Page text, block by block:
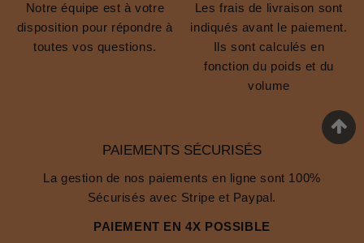
Notre équipe est à votre
disposition pour répondre à
toutes vos questions.
Les frais de livraison sont
indiqués avant le paiement.
Ils sont calculés en
fonction du poids et du
volume
PAIEMENTS SÉCURISÉS
La gestion de nos paiements en ligne sont 100%
Sécurisés avec Stripe et Paypal.
PAIEMENT EN 4X POSSIBLE